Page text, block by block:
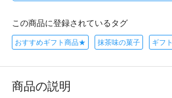
この商品に登録されているタグ
おすすめギフト商品★ 抹茶味の菓子 ギフ
商品の説明